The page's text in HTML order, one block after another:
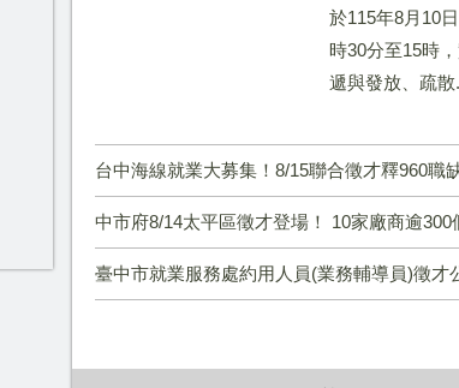
於115年8月10
時30分至15時
遞與發放、疏散
台中海線就業大募集！8/15聯合徵才釋960職缺 21家企業強勢搶
中市府8/14太平區徵才登場！ 10家廠商逾300個職缺、全面E化免帶履
臺中市就業服務處約用人員(業務輔導員)徵才